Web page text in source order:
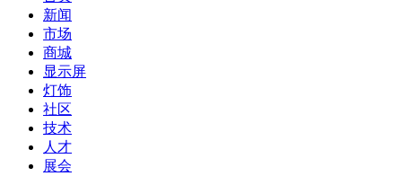
新闻
市场
商城
显示屏
灯饰
社区
技术
人才
展会